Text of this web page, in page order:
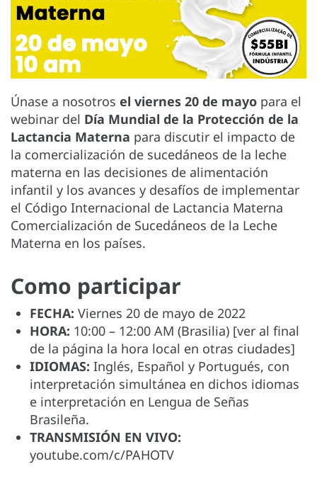
Únase a nosotros el viernes 20 de mayo para el
webinar del Día Mundial de la Protección de la
Lactancia Materna para discutir el impacto de
la comercialización de sucedáneos de la leche
materna en las decisiones de alimentación
infantil y los avances y desafíos de implementar
el Código Internacional de Lactancia Materna
Comercialización de Sucedáneos de la Leche
Materna en los países.
Como participar
FECHA: Viernes 20 de mayo de 2022
HORA: 10:00 – 12:00 AM (Brasilia) [ver al final
de la página la hora local en otras ciudades]
IDIOMAS: Inglés, Español y Portugués, con
interpretación simultánea en dichos idiomas
e interpretación en Lengua de Señas
Brasileña.
TRANSMISIÓN EN VIVO:
youtube.com/c/PAHOTV